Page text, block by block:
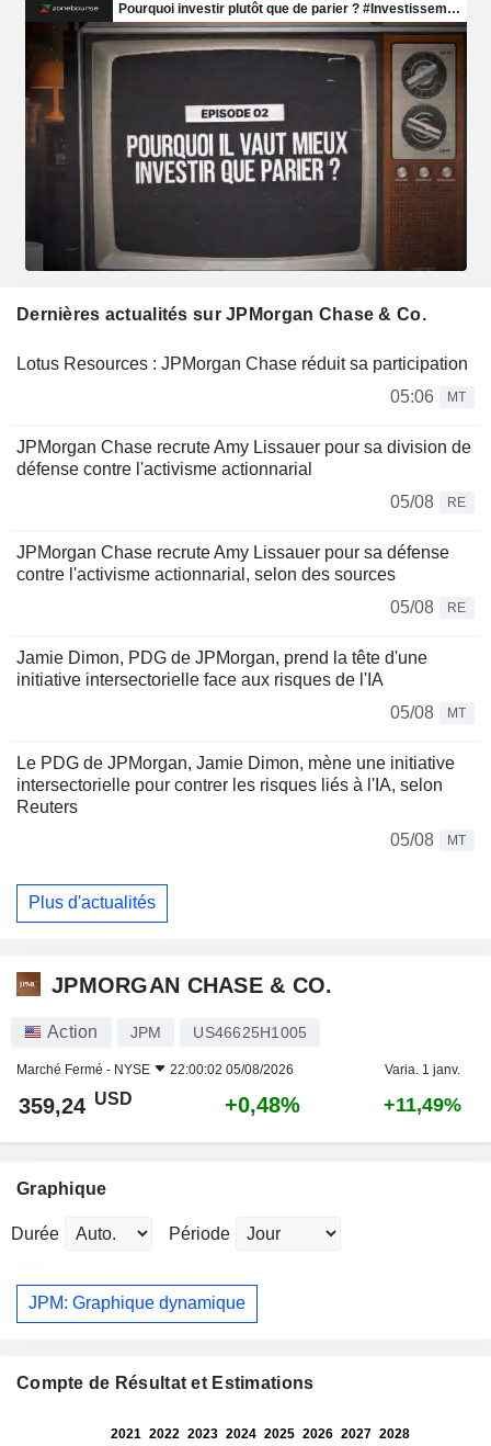
Dernières actualités sur JPMorgan Chase & Co.
Lotus Resources : JPMorgan Chase réduit sa participation
05:06
MT
JPMorgan Chase recrute Amy Lissauer pour sa division de
défense contre l'activisme actionnarial
05/08
RE
JPMorgan Chase recrute Amy Lissauer pour sa défense
contre l'activisme actionnarial, selon des sources
05/08
RE
Jamie Dimon, PDG de JPMorgan, prend la tête d'une
initiative intersectorielle face aux risques de l'IA
05/08
MT
Le PDG de JPMorgan, Jamie Dimon, mène une initiative
intersectorielle pour contrer les risques liés à l'IA, selon
Reuters
05/08
MT
Plus d'actualités
JPMORGAN CHASE & CO.
Action JPM US46625H1005
Marché Fermé - NYSE 22:00:02 05/08/2026 Varia. 1 janv.
359,24 USD +0,48% +11,49%
Graphique
Durée Période
JPM: Graphique dynamique
Compte de Résultat et Estimations